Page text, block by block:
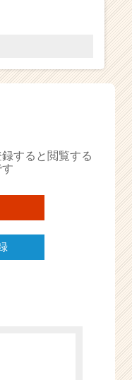
すると閲覧する